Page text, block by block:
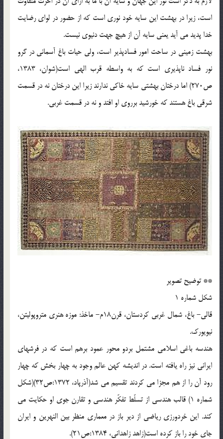
است، زیرا در بهشت این سایه خود نوری است که از حضور در لوای رضایت
خدا پدید می آید یعنی سایه آن از هیچ جهت دنیوی نیست.
بهشت زمینی در ساحت امور فسادپذیر است، ولی حیات باغ آسمانی در گرو
نور فساد ناپذیری است که به واسطه قرب الهی است(شوان، 1383،
ص270) اما درختان بهشتی سایه خاکی ندارند زیرا این درختان نه در قسمت
شرقی باغ هستند که خورشید برروی او افتد و نه در قسمت غربی.
** توضیح تصویر
شکل شماره 1
قالی- باغ، شمال غربی کردستان، قرن18م- ماخذ: موزه هنری متروپولیتن،
نیویورک.
هندسه باغی اسلامی مشتمل بردو محور عمود برهم است که در فرشهای
ایرانی نیز راه یافته است. در اندیشه کهن عالم وجود به چهار بخش که چهار
رود آن را از هم مجزا می کردند تقسیم می شد(آذرپاد، 1372:ص32)(شکل
شماره 1) قالب هندسی از تسلّط تفکّر هندسی و تقارن جوی او حکایت می
کند. این خردورزی ریاضی از دیر باز در معماری منظر بین النهرین و ایران
جای خود را باز کرده است(زاهد زاهدانی، 1384:ص21).